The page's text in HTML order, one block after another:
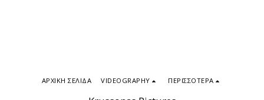
ΑΡΧΙΚΉ ΣΕΛΊΔΑ VIDEOGRAPHY ΠΕΡΙΣΣΌΤΕΡΑ